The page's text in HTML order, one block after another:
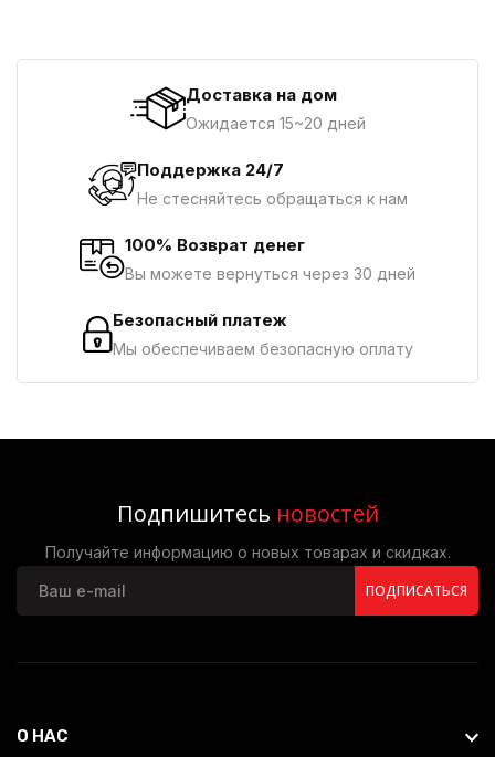
Доставка на дом
Ожидается 15~20 дней
Поддержка 24/7
Не стесняйтесь обращаться к нам
100% Возврат денег
Вы можете вернуться через 30 дней
Безопасный платеж
Мы обеспечиваем безопасную оплату
Подпишитесь новостей
Получайте информацию о новых товарах и скидках.
ПОДПИСАТЬСЯ
О НАС